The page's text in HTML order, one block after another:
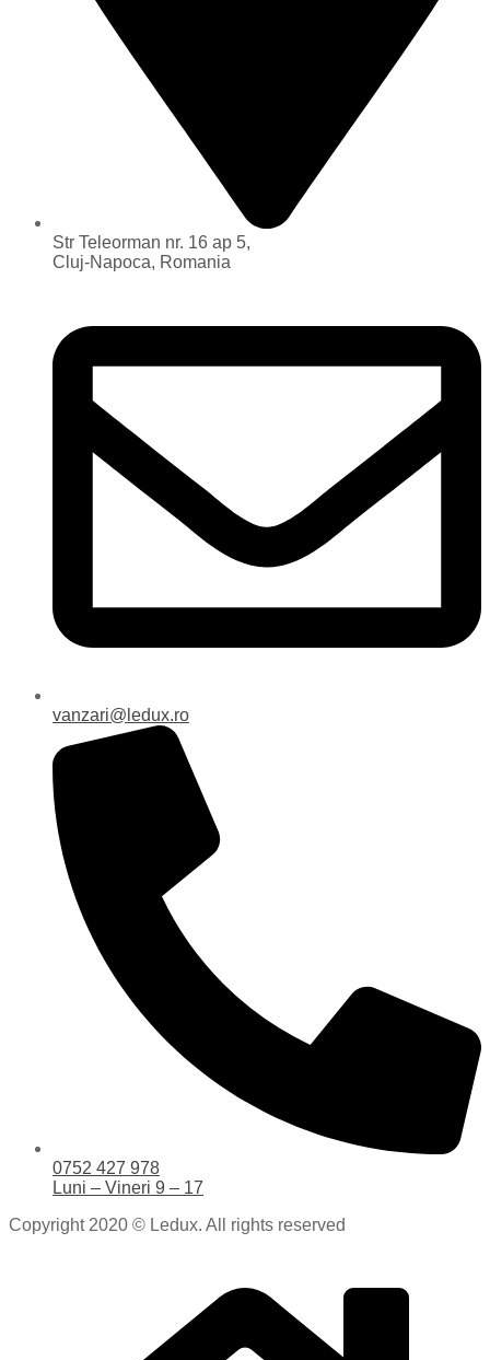
Str Teleorman nr. 16 ap 5,
Cluj-Napoca, Romania
vanzari@ledux.ro
0752 427 978
Luni – Vineri 9 – 17
Copyright 2020 © Ledux. All rights reserved